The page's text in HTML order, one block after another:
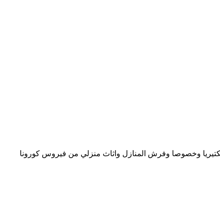
وخصوصا وفرش المنازل واثاث منزلي من فيروس كورونا